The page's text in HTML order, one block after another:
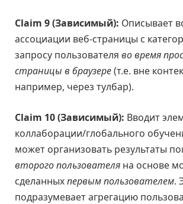
Claim 9 (Зависимый): Описывает
ассоциации веб-страницы с
запросу пользователя во время
страницы в браузере(т.е. вне
например, через тулбар).
Claim 10 (Зависимый): Вводит
коллаборации/глобального
может организовать результаты
второго пользователя на основе
сделанныхпервым пользователем.
подразумевает агрегацию